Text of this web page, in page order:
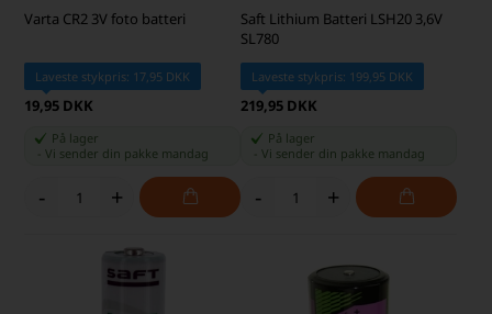
Varta CR2 3V foto batteri
Laveste stykpris: 17,95 DKK
19,95 DKK
På lager
-Vi sender din pakke mandag
- +
Saft Lithium Batteri LSH20 3,6V
SL780
Laveste stykpris: 199,95 DKK
219,95 DKK
På lager
Vi sender din pakke mandag
- +